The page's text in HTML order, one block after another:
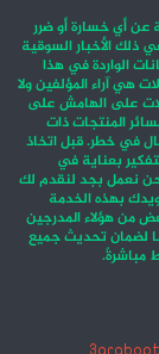
عن أي خسارة أو ضرر
ذلك الأخبار السوقية
الواردة في هذا
هي آراء المؤلفين ولا
على الهامش على
المنتجات ذات
في خطر. قبل اتخاذ
بعناية في
نعمل بجد لنقدم لك
بهذه الخدمة
من هؤلاء المدرجين
لضمان تحديث جميع
مباشرةً.